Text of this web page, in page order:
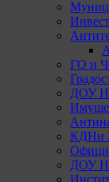
ГО и
ДОУ
КДНи
ДОУ